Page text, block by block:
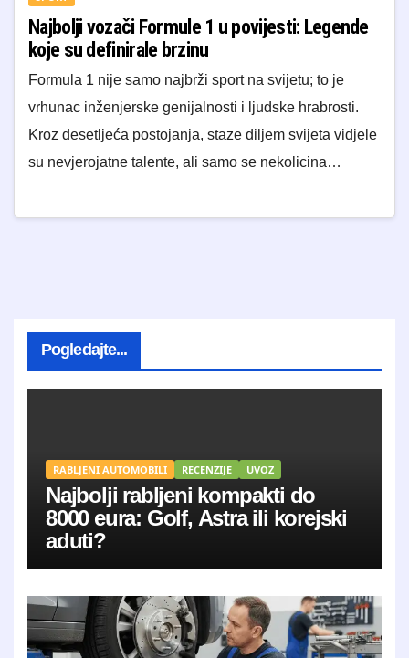
Najbolji vozači Formule 1 u povijesti: Legende
koje su definirale brzinu
Formula 1 nije samo najbrži sport na svijetu; to je
vrhunac inženjerske genijalnosti i ljudske hrabrosti.
Kroz desetljeća postojanja, staze diljem svijeta vidjele
su nevjerojatne talente, ali samo se nekolicina…
Pogledajte...
RABLJENI AUTOMOBILI RECENZIJE UVOZ
Najbolji rabljeni kompakti do
8000 eura: Golf, Astra ili korejski
aduti?